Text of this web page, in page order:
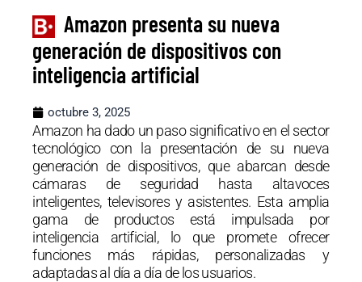
Amazon presenta su nueva
generación de dispositivos con
inteligencia artificial
octubre 3, 2025
Amazon ha dado un paso significativo en el sector
tecnológico con la presentación de su nueva
generación de dispositivos, que abarcan desde
cámaras de seguridad hasta altavoces
inteligentes, televisores y asistentes. Esta amplia
gama de productos está impulsada por
inteligencia artificial, lo que promete ofrecer
funciones más rápidas, personalizadas y
adaptadas al día a día de los usuarios.